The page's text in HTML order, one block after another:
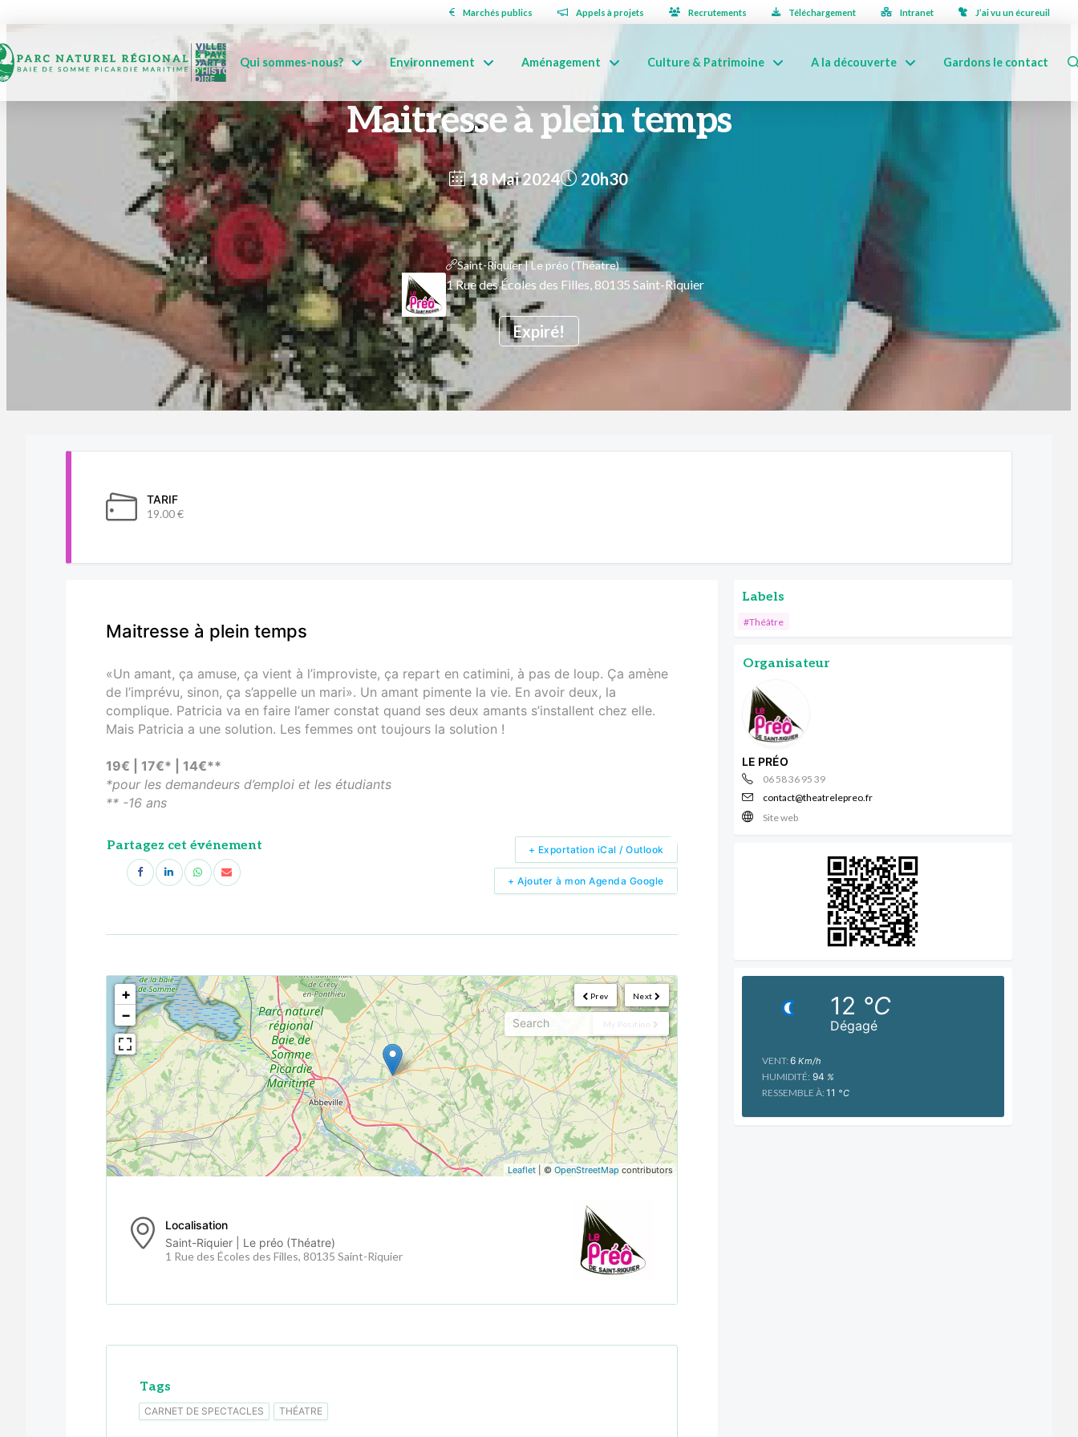
Marchés publics Appels à projets Recrutements Téléchargement Intranet J’ai vu un écureuil
Qui sommes-nous? Environnement Aménagement Culture & Patrimoine A la découverte Gardons le contact
Maitresse à plein temps
18 Mai 2024
Expiré!
20h30
Saint-Riquier | Le préo (Théatre)
1 Rue des Écoles des Filles, 80135 Saint-Riquier
TARIF
19.00 €
Maitresse à plein temps
«Un amant, ça amuse, ça vient à l’improviste, ça repart en catimini, à pas de loup. Ça amène
de l’imprévu, sinon, ça s’appelle un mari». Un amant pimente la vie. En avoir deux, la
complique. Patricia va en faire l’amer constat quand ses deux amants s’installent chez elle.
Mais Patricia a une solution. Les femmes ont toujours la solution !
19€ | 17€* | 14€**
*pour les demandeurs d’emploi et les étudiants
** -16 ans
Partagez cet événement
+ Ajouter à mon Agenda Google
+ Exportation iCal / Outlook
Next
Prev
My Position
<!---->
+
−
Leaflet| © OpenStreetMapcontributors
Localisation
Saint-Riquier | Le préo (Théatre)
1 Rue des Écoles des Filles, 80135 Saint-Riquier
Tags
CARNET DE SPECTACLES THÉATRE
Labels
#Théâtre
Organisateur
LE PRÉO
06 58 36 95 39
contact@theatrelepreo.fr
Site web
Dégagé
12 °C
VENT: 6Km/h
HUMIDITÉ: 94 %
RESSEMBLE À: 11 °C